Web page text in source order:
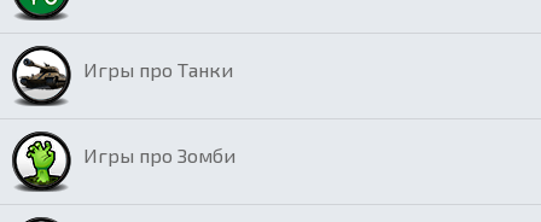
Игры про Танки
Игры про Зомби